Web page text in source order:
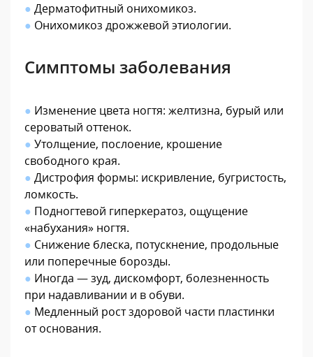
● Дерматофитный онихомикоз.
● Онихомикоз дрожжевой этиологии.
Симптомы заболевания
● Изменение цвета ногтя: желтизна, бурый или
сероватый оттенок.
● Утолщение, послоение, крошение
свободного края.
● Дистрофия формы: искривление, бугристость,
ломкость.
● Подногтевой гиперкератоз, ощущение
«набухания» ногтя.
● Снижение блеска, потускнение, продольные
или поперечные борозды.
● Иногда — зуд, дискомфорт, болезненность
при надавливании и в обуви.
● Медленный рост здоровой части пластинки
от основания.